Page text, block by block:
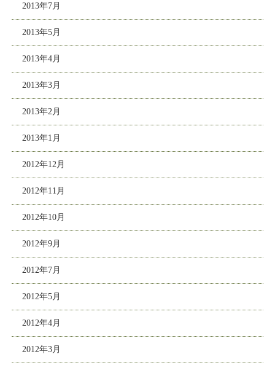
2013年7月
2013年5月
2013年4月
2013年3月
2013年2月
2013年1月
2012年12月
2012年11月
2012年10月
2012年9月
2012年7月
2012年5月
2012年4月
2012年3月